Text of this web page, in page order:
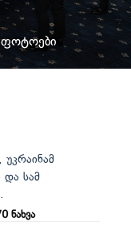
და სამ
ნახვა